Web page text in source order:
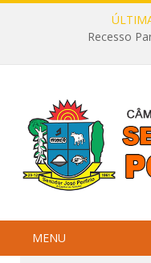
Recesso
MENU